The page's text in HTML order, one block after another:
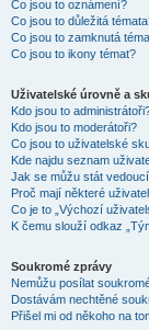
Co jsou to oznámení?
Co jsou to důležitá
Co jsou to zamknutá
Co jsou to ikony témat?
Uživatelské úrovně a
Kdo jsou to
Kdo jsou to moderátoři?
Co jsou to uživatelské
Kde najdu seznam
Jak se můžu stát
Proč mají některé
Co je to „Výchozí
K čemu slouží odkaz
Soukromé zprávy
Nemůžu posílat
Dostávám nechtěné
Přišel mi od někoho na